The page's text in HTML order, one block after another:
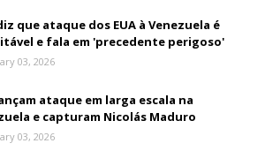
que ataque dos EUA à Venezuela é
e fala em 'precedente perigoso'
03, 2026
ataque em larga escala na
e capturam Nicolás Maduro
03, 2026